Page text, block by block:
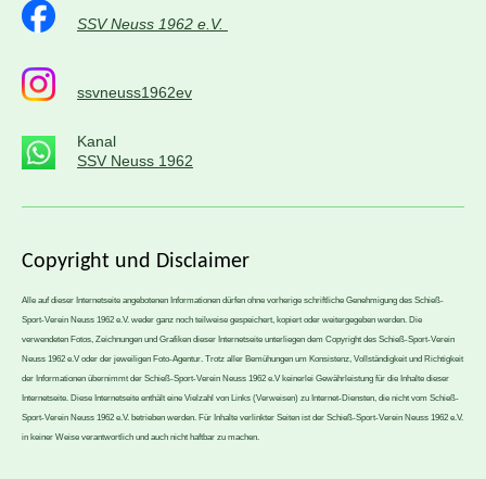
SSV Neuss 1962 e.V.
ssvneuss1962ev
Kanal
SSV Neuss 1962
Copyright und Disclaimer
Alle auf dieser Internetseite angebotenen Informationen dürfen ohne vorherige schriftliche Genehmigung des Schieß-
Sport-Verein Neuss 1962 e.V. weder ganz noch teilweise gespeichert, kopiert oder weitergegeben werden. Die
verwendeten Fotos, Zeichnungen und Grafiken dieser Internetseite unterliegen dem Copyright des Schieß-Sport-Verein
Neuss 1962 e.V oder der jeweiligen Foto-Agentur. Trotz aller Bemühungen um Konsistenz, Vollständigkeit und Richtigkeit
der Informationen übernimmt der Schieß-Sport-Verein Neuss 1962 e.V keinerlei Gewährleistung für die Inhalte dieser
Internetseite. Diese Internetseite enthält eine Vielzahl von Links (Verweisen) zu Internet-Diensten, die nicht vom Schieß-
Sport-Verein Neuss 1962 e.V. betrieben werden. Für Inhalte verlinkter Seiten ist der Schieß-Sport-Verein Neuss 1962 e.V.
in keiner Weise verantwortlich und auch nicht haftbar zu machen.